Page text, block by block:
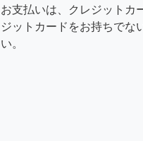
お支払いは、クレジットカ
ジットカードをお持ちでな
い。